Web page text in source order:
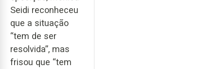
Seidi reconheceu
que a situação
“tem de ser
resolvida”, mas
frisou que “tem